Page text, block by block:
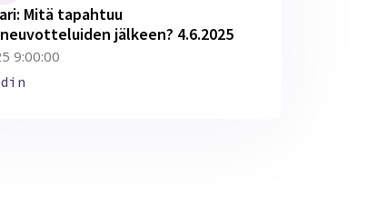
Mitä tapahtuu
jälkeen? 4.6.2025
9:00:00